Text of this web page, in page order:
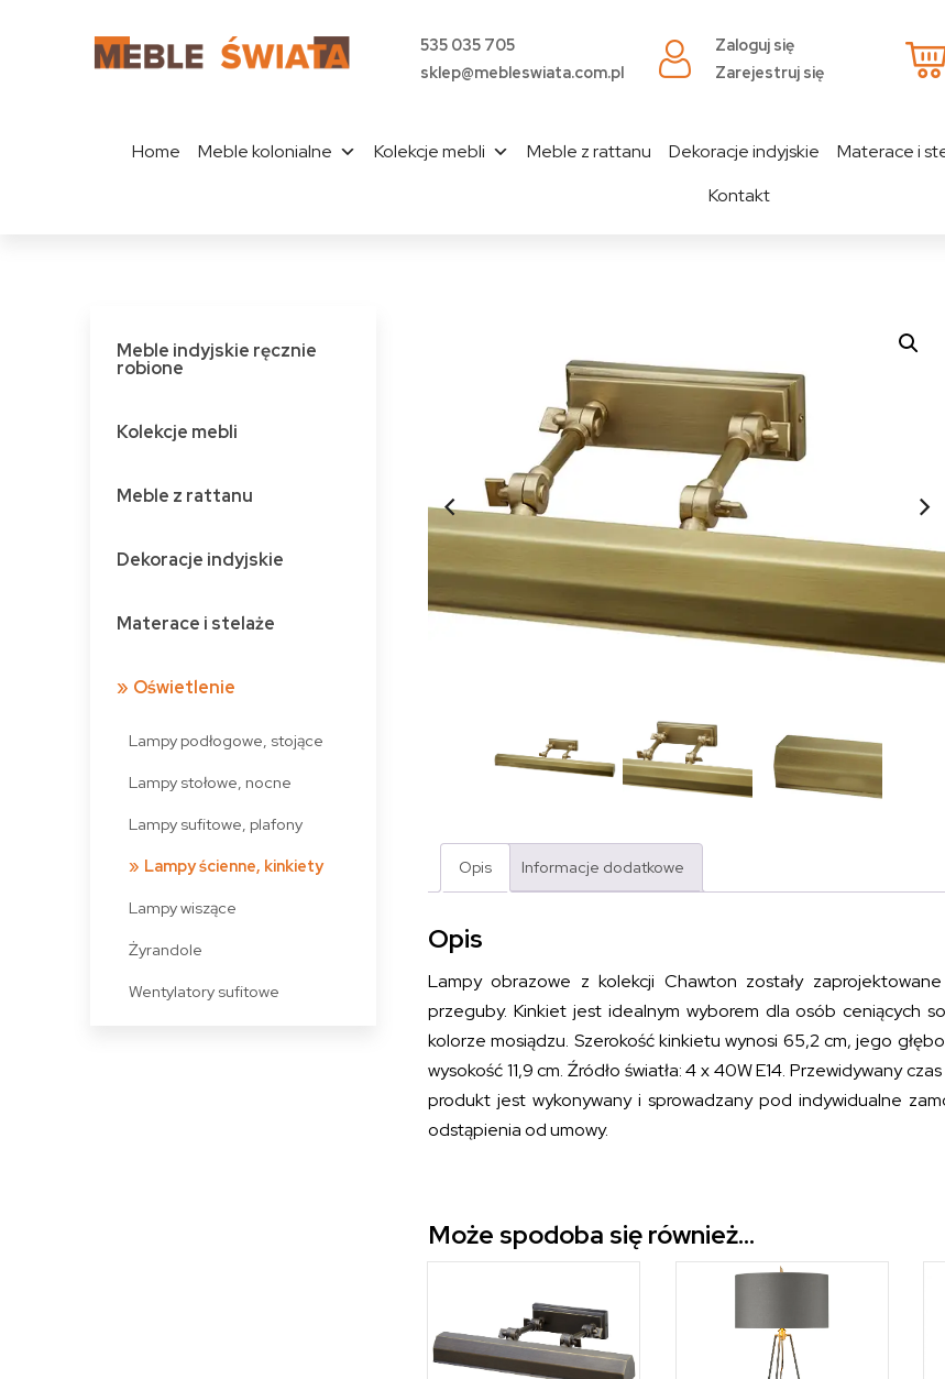
535 035 705
sklep@mebleswiata.com.pl
Zaloguj się
Zarejestruj się
Home Meble kolonialne Kolekcje mebli Meble z rattanu Dekoracje indyjskie Materace i
Kontakt
Meble indyjskie ręcznie
robione
Kolekcje mebli
Meble z rattanu
Dekoracje indyjskie
Materace i stelaże
Oświetlenie
Lampy podłogowe, stojące
Lampy stołowe, nocne
Lampy sufitowe, plafony
Lampy ścienne, kinkiety
Lampy wiszące
Żyrandole
Wentylatory sufitowe
Opis Informacje dodatkowe
Opis
Lampy obrazowe z kolekcji Chawton zostały
przeguby. Kinkiet jest idealnym wyborem dla osób ceniących
kolorze mosiądzu. Szerokość kinkietu wynosi 65,2 cm, jego
wysokość 11,9 cm. Źródło światła: 4 x 40W E14. Przewidywany
produkt jest wykonywany i sprowadzany pod indywidualne
odstąpienia od umowy.
Może spodoba się również…